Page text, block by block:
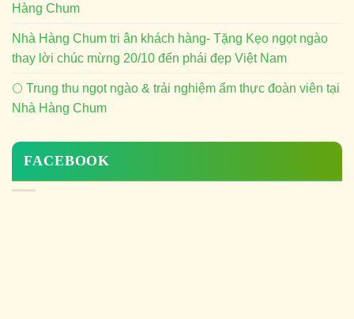
Hàng Chum
Nhà Hàng Chum tri ân khách hàng- Tặng Kẹo ngọt ngào
thay lời chúc mừng 20/10 đến phái đẹp Việt Nam
🌕 Trung thu ngọt ngào & trải nghiệm ẩm thực đoàn viên tại
Nhà Hàng Chum
FACEBOOK